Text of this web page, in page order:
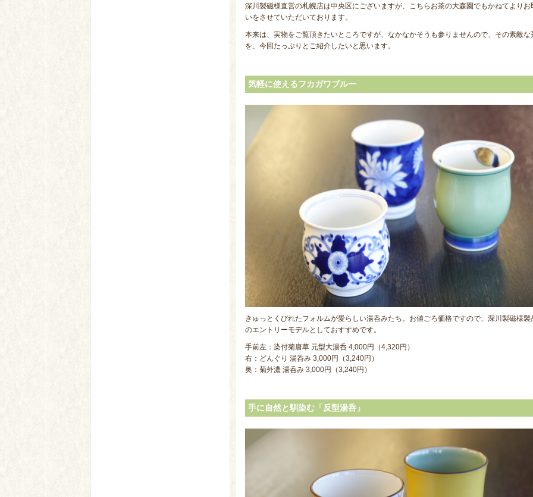
深川製磁様直営の札幌店は中央区にございますが、こちらお茶の大森園でもかねてよりお
いをさせていただいております。
本来は、実物をご覧頂きたいところですが、なかなかそうも参りませんので、その素敵な
を、今回たっぷりとご紹介したいと思います。
気軽に使えるフカガワブルー
きゅっとくびれたフォルムが愛らしい湯呑みたち。お値ごろ価格ですので、深川製磁様製
のエントリーモデルとしておすすめです。
手前左：染付菊唐草 元型大湯呑 4,000円（4,320円）
右：どんぐり 湯呑み 3,000円（3,240円）
奥：菊外濃 湯呑み 3,000円（3,240円）
手に自然と馴染む「反型湯呑」